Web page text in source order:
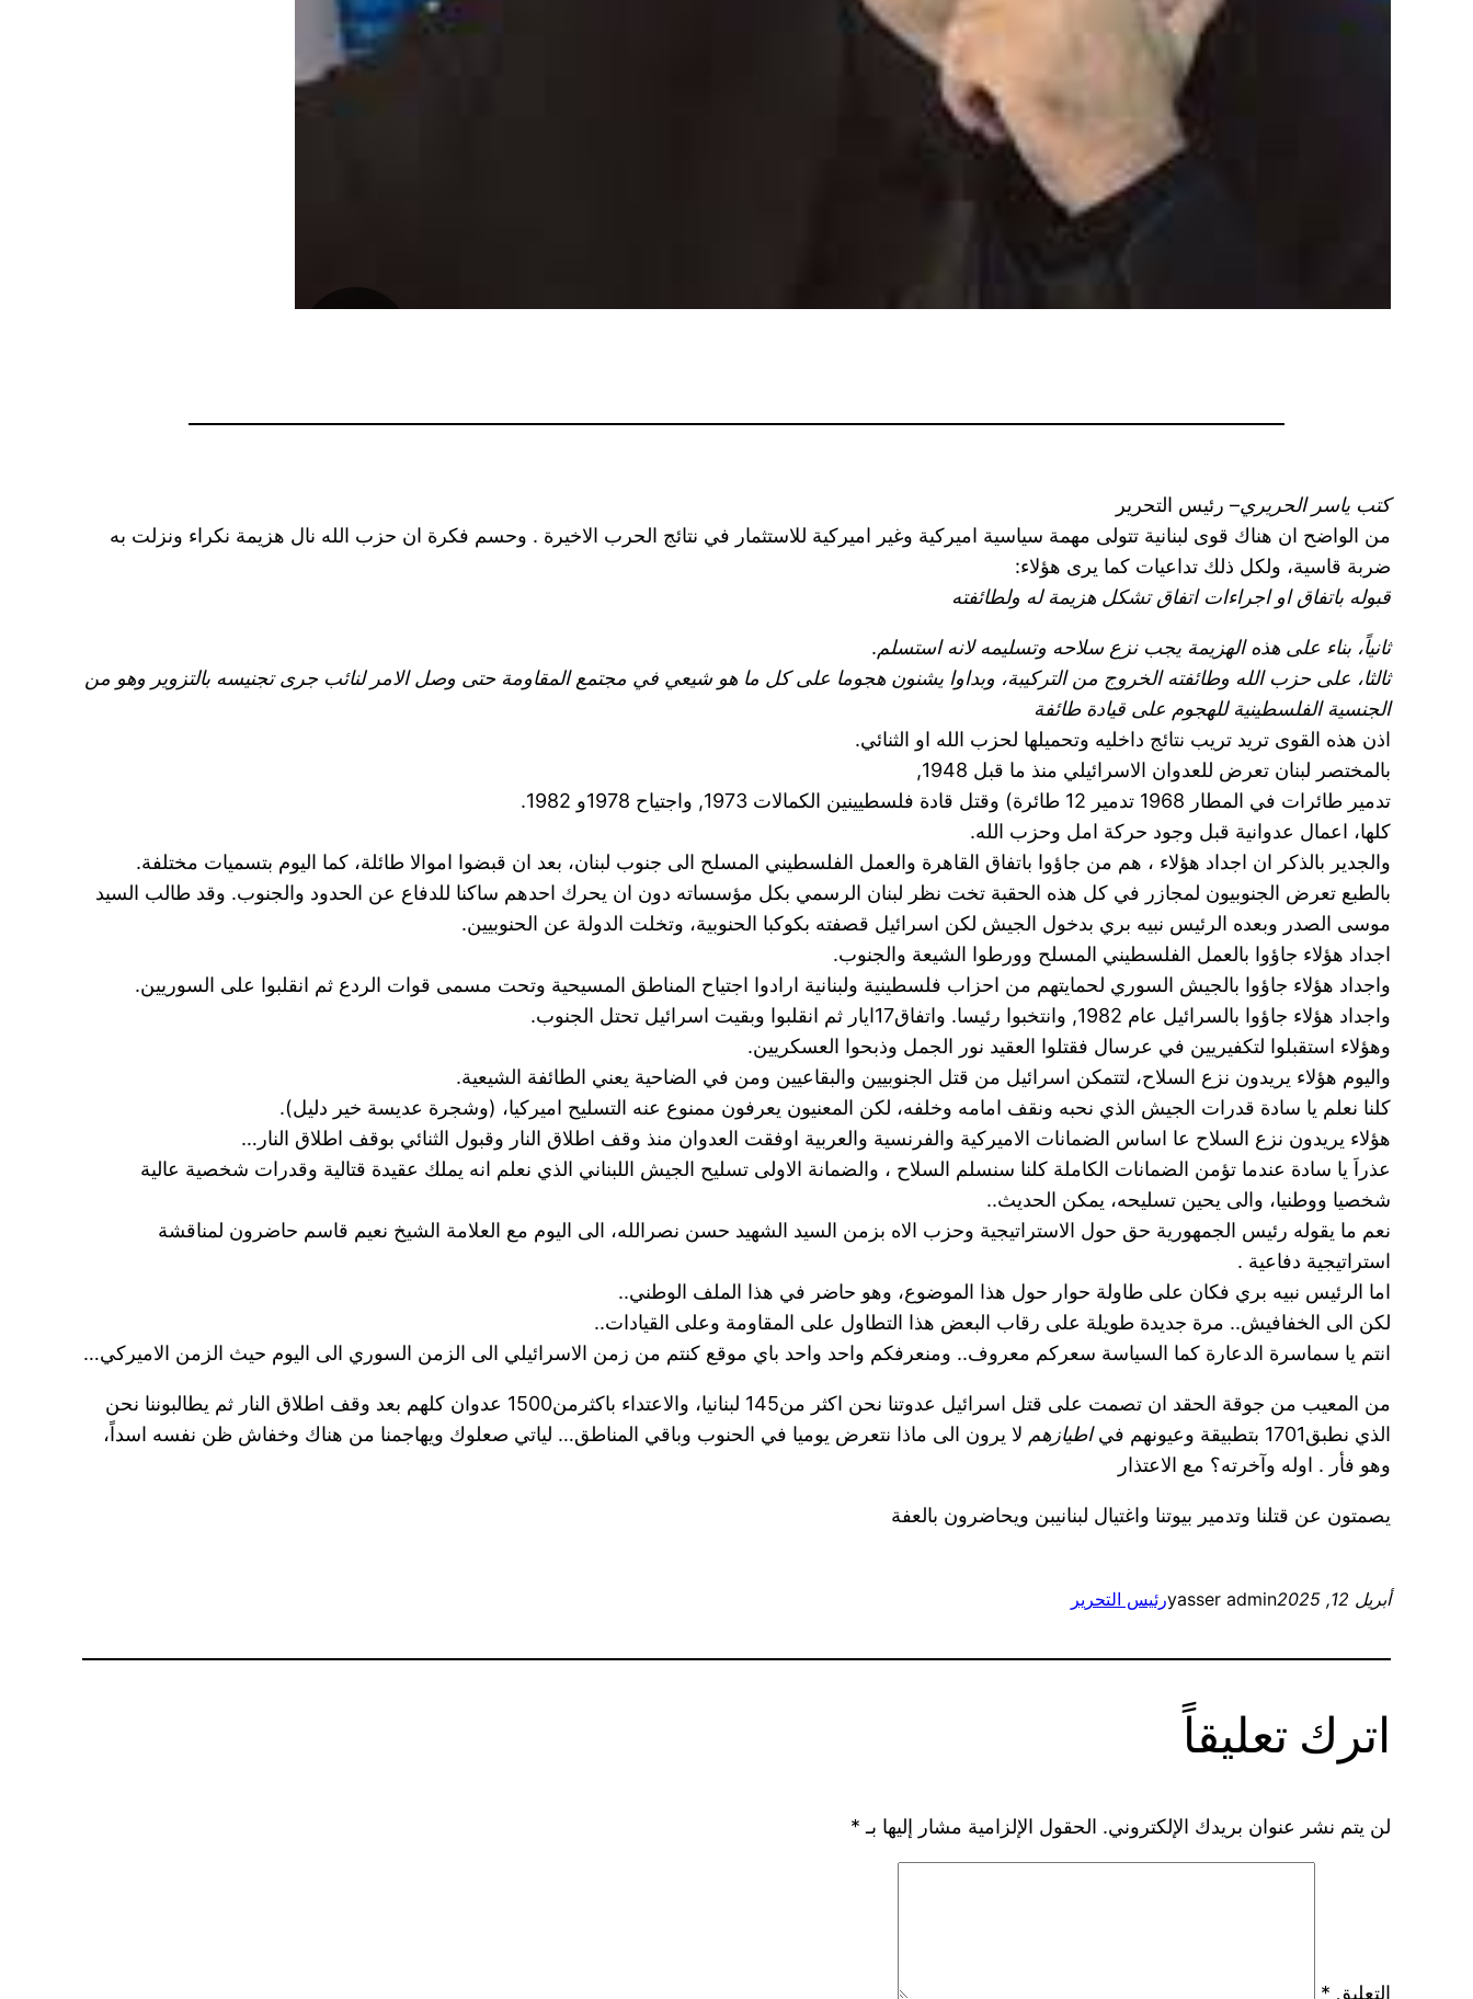
كتب ياسر الحريري– رئيس التحرير
من الواضح ان هناك قوى لبنانية تتولى مهمة سياسية اميركية وغير اميركية للاستثمار في نتائج الحرب الاخيرة . وحسم فكرة ان حزب الله نال هزيمة نكراء ونزلت به
ضربة قاسية، ولكل ذلك تداعيات كما يرى هؤلاء:
قبوله باتفاق او اجراءات اتفاق تشكل هزيمة له ولطائفته
ثانياً، بناء على هذه الهزيمة يجب نزع سلاحه وتسليمه لانه استسلم.
ثالثا، على حزب الله وطائفته الخروج من التركيبة، وبداوا يشنون هجوما على كل ما هو شيعي في مجتمع المقاومة حتى وصل الامر لنائب جرى تجنيسه بالتزوير وهو من
الجنسية الفلسطينية للهجوم على قيادة طائفة
اذن هذه القوى تريد تريب نتائج داخليه وتحميلها لحزب الله او الثنائي.
بالمختصر لبنان تعرض للعدوان الاسرائيلي منذ ما قبل 1948,
تدمير طائرات في المطار 1968 تدمير 12 طائرة) وقتل قادة فلسطيينين الكمالات 1973, واجتياح 1978و 1982.
كلها، اعمال عدوانية قبل وجود حركة امل وحزب الله.
والجدير بالذكر ان اجداد هؤلاء ، هم من جاؤوا باتفاق القاهرة والعمل الفلسطيني المسلح الى جنوب لبنان، بعد ان قبضوا اموالا طائلة، كما اليوم بتسميات مختلفة.
بالطبع تعرض الجنوبيون لمجازر في كل هذه الحقبة تخت نظر لبنان الرسمي بكل مؤسساته دون ان يحرك احدهم ساكنا للدفاع عن الحدود والجنوب. وقد طالب السيد
موسى الصدر وبعده الرئيس نبيه بري بدخول الجيش لكن اسرائيل قصفته بكوكبا الحنوبية، وتخلت الدولة عن الحنوبيين.
اجداد هؤلاء جاؤوا بالعمل الفلسطيني المسلح وورطوا الشيعة والجنوب.
واجداد هؤلاء جاؤوا بالجيش السوري لحمايتهم من احزاب فلسطينية ولبنانية ارادوا اجتياح المناطق المسيحية وتحت مسمى قوات الردع ثم انقلبوا على السوريين.
واجداد هؤلاء جاؤوا بالسرائيل عام 1982, وانتخبوا رئيسا. واتفاق17ايار ثم انقلبوا وبقيت اسرائيل تحتل الجنوب.
وهؤلاء استقبلوا لتكفيريين في عرسال فقتلوا العقيد نور الجمل وذبحوا العسكريين.
واليوم هؤلاء يريدون نزع السلاح، لتتمكن اسرائيل من قتل الجنوبيين والبقاعيين ومن في الضاحية يعني الطائفة الشيعية.
كلنا نعلم يا سادة قدرات الجيش الذي نحبه ونقف امامه وخلفه، لكن المعنيون يعرفون ممنوع عنه التسليح اميركيا، (وشجرة عديسة خير دليل).
هؤلاء يريدون نزع السلاح عا اساس الضمانات الاميركية والفرنسية والعربية اوفقت العدوان منذ وقف اطلاق النار وقبول الثنائي بوقف اطلاق النار…
عذراَ يا سادة عندما تؤمن الضمانات الكاملة كلنا سنسلم السلاح ، والضمانة الاولى تسليح الجيش اللبناني الذي نعلم انه يملك عقيدة قتالية وقدرات شخصية عالية
شخصيا ووطنيا، والى يحين تسليحه، يمكن الحديث..
نعم ما يقوله رئيس الجمهورية حق حول الاستراتيجية وحزب الاه بزمن السيد الشهيد حسن نصرالله، الى اليوم مع العلامة الشيخ نعيم قاسم حاضرون لمناقشة
استراتيجية دفاعية .
اما الرئيس نبيه بري فكان على طاولة حوار حول هذا الموضوع، وهو حاضر في هذا الملف الوطني..
لكن الى الخفافيش.. مرة جديدة طويلة على رقاب البعض هذا التطاول على المقاومة وعلى القيادات..
انتم يا سماسرة الدعارة كما السياسة سعركم معروف.. ومنعرفكم واحد واحد باي موقع كنتم من زمن الاسرائيلي الى الزمن السوري الى اليوم حيث الزمن الاميركي…
من المعيب من جوقة الحقد ان تصمت على قتل اسرائيل عدوتنا نحن اكثر من145 لبنانيا، والاعتداء باكثرمن1500 عدوان كلهم بعد وقف اطلاق النار ثم يطالبوننا نحن
الذي نطبق1701 بتطبيقة وعيونهم في
اطيازهم لا يرون الى ماذا نتعرض يوميا في الحنوب وباقي المناطق… لياتي صعلوك ويهاجمنا من هناك وخفاش ظن نفسه اسداً،
وهو فأر . اوله وآخرته؟ مع الاعتذار
يصمتون عن قتلنا وتدمير بيوتنا واغتيال لبنانيبن ويحاضرون بالعفة
أبريل 12, 2025 yasser adminرئيس التحرير
اترك تعليقاً
لن يتم نشر عنوان بريدك الإلكتروني. الحقول الإلزامية مشار إليها بـ *
التعليق *